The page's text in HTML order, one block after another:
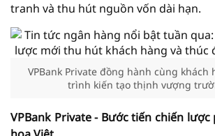
tranh và thu hút nguồn vốn dài hạn.
VPBank Private đồng hành cùng khách
trình kiến tạo thịnh vượng
VPBank Private - Bước tiến chiến